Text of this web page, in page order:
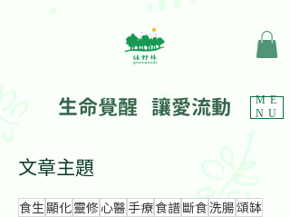
ME
NU
生命覺醒 讓愛流動
文章主題
食生顯化靈修心醫 手療食譜斷食洗腸頌缽